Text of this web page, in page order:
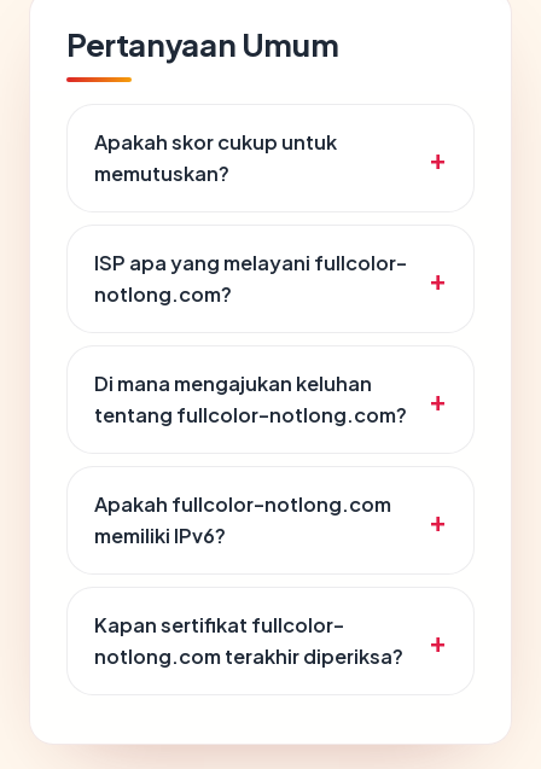
Pertanyaan Umum
Apakah skor cukup untuk
memutuskan?
ISP apa yang melayani fullcolor-
notlong.com?
Di mana mengajukan keluhan
tentang fullcolor-notlong.com?
Apakah fullcolor-notlong.com
memiliki IPv6?
Kapan sertifikat fullcolor-
notlong.com terakhir diperiksa?